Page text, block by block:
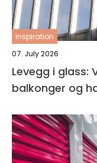
inspiration
07. July 2026
Levegg i glass:
balkonger og